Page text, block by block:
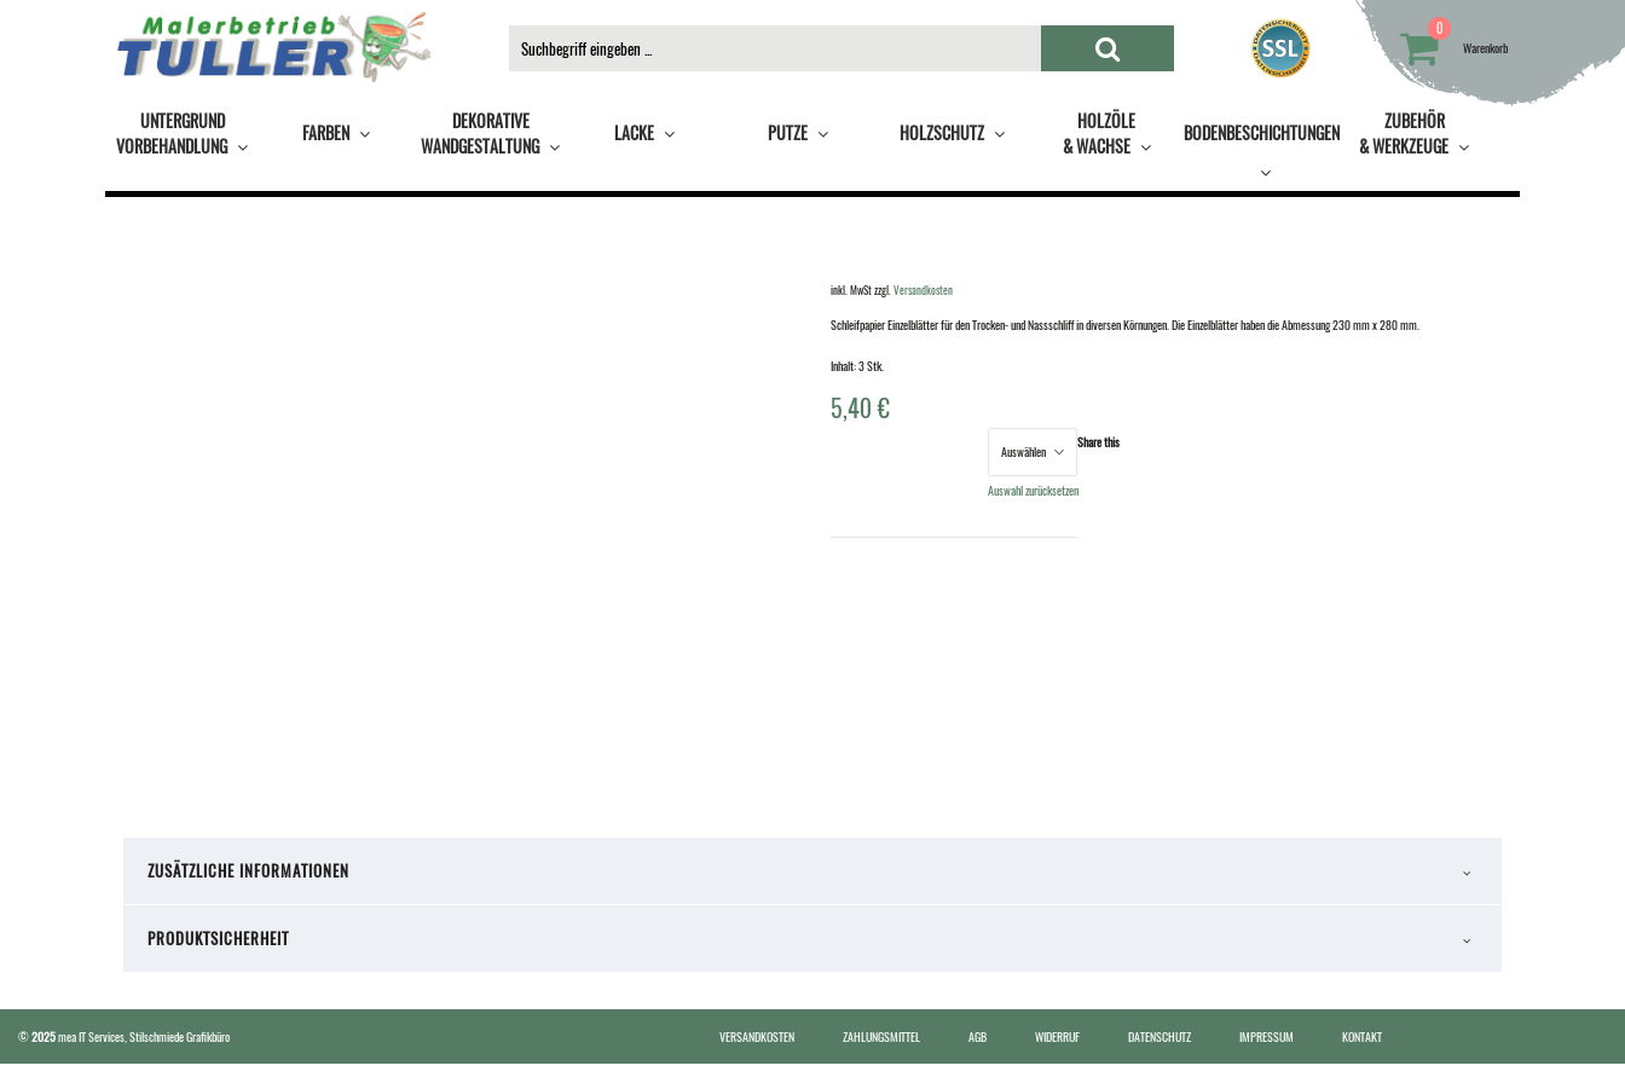
0
Warenkorb
UNTERGRUND
VORBEHANDLUNG
FARBEN
DEKORATIVE
WANDGESTALTUNG
LACKE PUTZE HOLZSCHUTZ
HOLZÖLE
& WACHSE
BODENBESCHICHTUNGEN
ZUBEHÖR
& WERKZEUGE
inkl. MwStzzgl.Versandkosten
Schleifpapier Einzelblätter für den Trocken- und Nassschliff in diversen Körnungen. Die Einzelblätter haben die Abmessung 230 mm x 280 mm.
Inhalt: 3 Stk.
5,40€
Auswahl zurücksetzen
Share this
ZUSÄTZLICHE INFORMATIONEN
PRODUKTSICHERHEIT
©2025mea IT Services Stilschmiede Grafikbüro VERSANDKOSTEN ZAHLUNGSMITTEL AGB WIDERRUF DATENSCHUTZ IMPRESSUM KONTAKT